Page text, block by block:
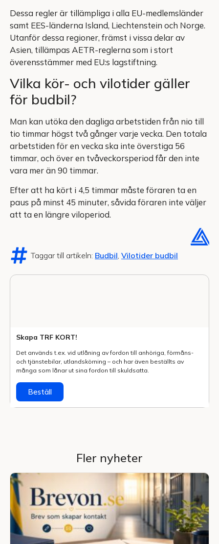
Dessa regler är tillämpliga i alla EU-medlemsländer
samt EES-länderna Island, Liechtenstein och Norge.
Utanför dessa regioner, främst i vissa delar av
Asien, tillämpas AETR-reglerna som i stort
överensstämmer med EU:s lagstiftning.
Vilka kör- och vilotider gäller
för budbil?
Man kan utöka den dagliga arbetstiden från nio till
tio timmar högst två gånger varje vecka. Den totala
arbetstiden för en vecka ska inte överstiga 56
timmar, och över en tvåveckorsperiod får den inte
vara mer än 90 timmar.
Efter att ha kört i 4,5 timmar måste föraren ta en
paus på minst 45 minuter, såvida föraren inte väljer
att ta en längre viloperiod.
Taggar till artikeln: Budbil, Vilotider budbil
Skapa TRF KORT!
Det används t.ex. vid utlåning av fordon till anhöriga, förmåns-
och tjänstebilar, utlands­körning – och har även beställts av
många som lånar ut sina fordon till skuldsatta.
Beställ
Fler nyheter